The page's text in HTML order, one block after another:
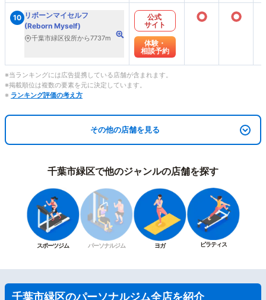
10 リボーンマイセルフ
(Reborn Myself)
千葉市緑区役所から7737m
公式
サイト
体験・
相談予約
○ ○
※当ランキングには広告提携している店舗が含まれます。
※掲載順位は複数の要素を元に決定しています。
※ ランキング評価の考え方
その他の店舗を見る
千葉市緑区で他のジャンルの店舗を探す
スポーツジム パーソナルジム ヨガ ピラティス
千葉市緑区のパーソナルジム全店を紹介